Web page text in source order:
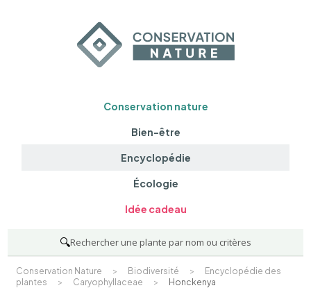
Conservation nature
Bien-être
Encyclopédie
Écologie
Idée cadeau
🔍Rechercher une plante par nom ou critères
Conservation Nature > Biodiversité >
Encyclopédie des
plantes
> Caryophyllaceae > Honckenya